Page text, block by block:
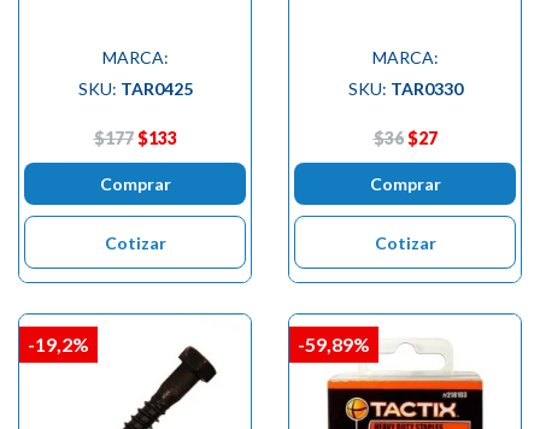
MARCA:
SKU: TAR0425
$177 $133
Comprar
Cotizar
MARCA:
SKU: TAR0330
$36 $27
Comprar
Cotizar
-19,2% -59,89%